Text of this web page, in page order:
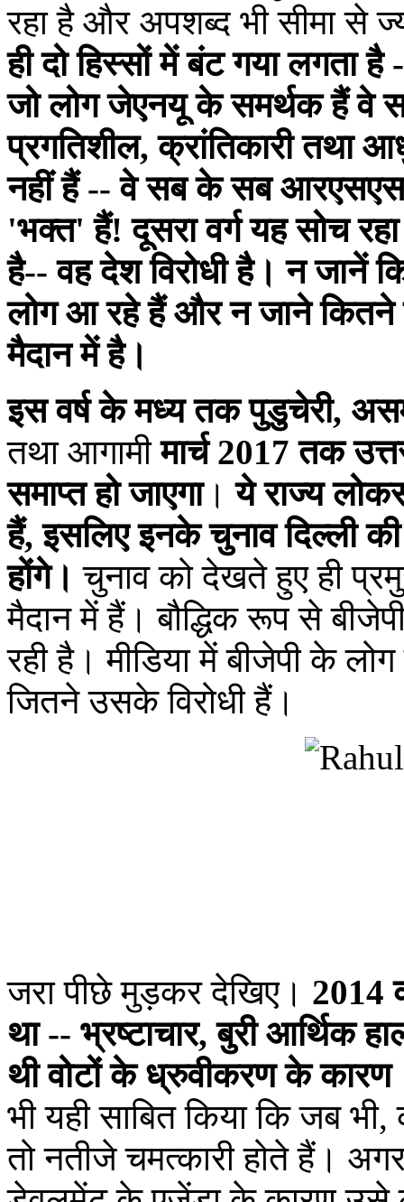
रहा है और अपशब्द भी सीमा से
ही दो हिस्सों में बंट गया लगता
जो लोग जेएनयू के समर्थक हैं वे
प्रगतिशील, क्रांतिकारी
नहीं हैं -- वे सब के सब आरएसएस के
'भक्त' हैं! दूसरा वर्ग यह सोच
है-- वह देश विरोधी है। न जानें
लोग आ रहे हैं और न जाने कितने
मैदान में है।
इस वर्ष के मध्य तक पुडुचेरी,
तथा आगामीमार्च 2017 तक
समाप्त हो जाएगा। ये राज्य
हैं, इसलिए इनके चुनाव दिल्ली
होंगे। चुनाव को देखते हुए ही
मैदान में हैं। बौद्धिक रूप से
रही है। मीडिया में बीजेपी के
जितने उसके विरोधी हैं।
जरा पीछे मुड़कर देखिए। 2014
था -- भ्रष्टाचार, बुरी आर्थिक
थी वोटों के ध्रुवीकरण के
भी यही साबित किया कि जब
तो नतीजे चमत्कारी होते हैं।